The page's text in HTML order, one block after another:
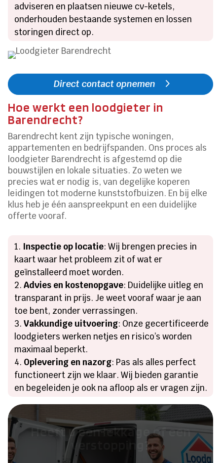
adviseren en plaatsen nieuwe cv-ketels,
onderhouden bestaande systemen en lossen
storingen direct op.
Direct contact opnemen
Hoe werkt een loodgieter in
Barendrecht?
Barendrecht kent zijn typische woningen,
appartementen en bedrijfspanden. Ons proces als
loodgieter Barendrecht is afgestemd op die
bouwstijlen en lokale situaties. Zo weten we
precies wat er nodig is, van degelijke koperen
leidingen tot moderne kunststofbuizen. En bij elke
klus heb je één aanspreekpunt en een duidelijke
offerte vooraf.
Inspectie op locatie: Wij brengen precies in
kaart waar het probleem zit of wat er
geïnstalleerd moet worden.
Advies en kostenopgave: Duidelijke uitleg en
transparant in prijs. Je weet vooraf waar je aan
toe bent, zonder verrassingen.
Vakkundige uitvoering: Onze gecertificeerde
loodgieters werken netjes en risico’s worden
maximaal beperkt.
Oplevering en nazorg: Pas als alles perfect
functioneert zijn we klaar. Wij bieden garantie
en begeleiden je ook na afloop als er vragen zijn.
Heeft u een lekkage of een
verstopping?